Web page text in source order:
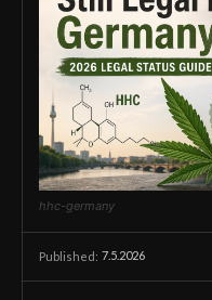
hhc-germany
Published: 7.5.2026